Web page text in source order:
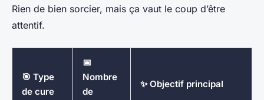
Rien de bien sorcier, mais ça vaut le coup d’être
attentif.
🎯 Type
de cure
📅
Nombre
de
✨ Objectif principal